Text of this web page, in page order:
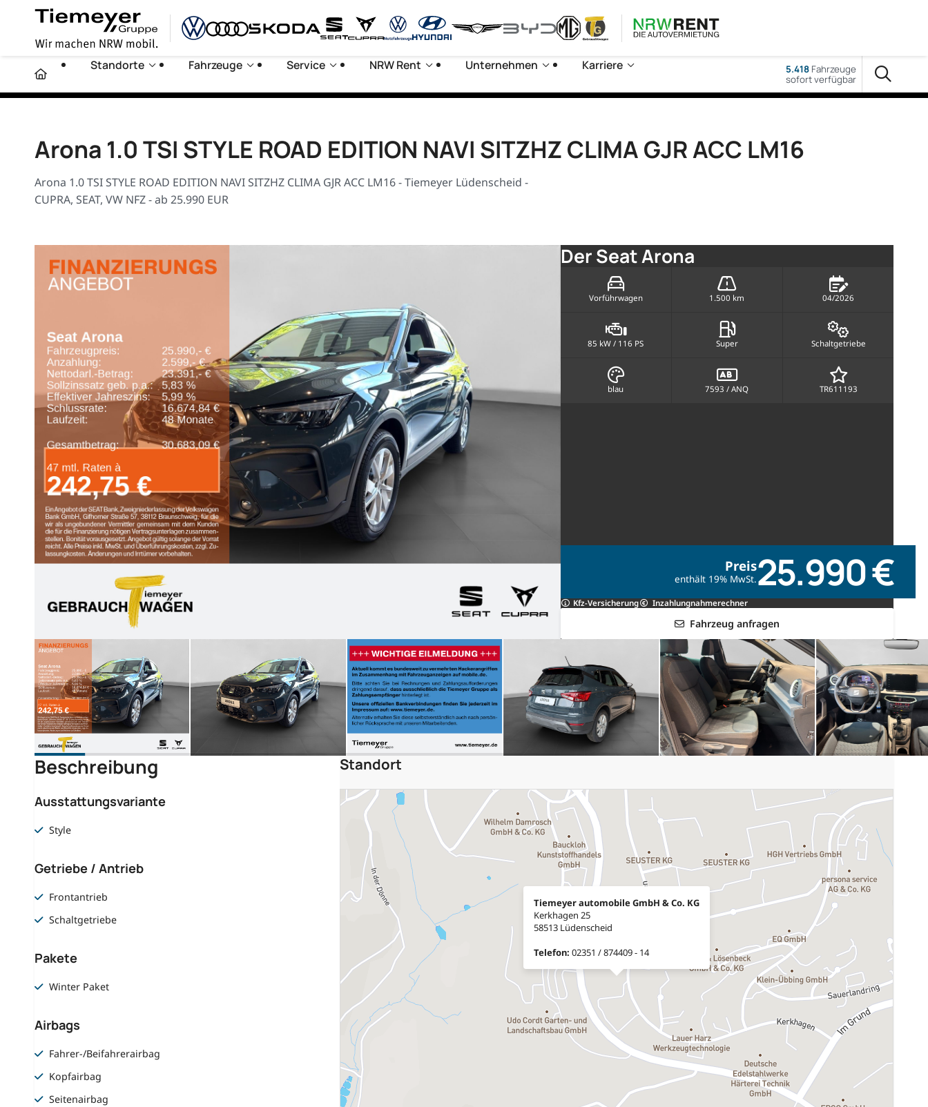
Standorte Fahrzeuge Service NRW Rent Unternehmen Karriere 5.418Fahrzeuge
sofort verfügbar
Arona 1.0 TSI STYLE ROAD EDITION NAVI SITZHZ CLIMA GJR ACC LM16
Arona 1.0 TSI STYLE ROAD EDITION NAVI SITZHZ CLIMA GJR ACC LM16 - Tiemeyer Lüdenscheid -
CUPRA, SEAT, VW NFZ - ab 25.990 EUR
Der Seat Arona
Vorführwagen 1.500 km 04/2026
85 kW / 116 PS Super Schaltgetriebe
blau 7593 / ANQ TR611193
Preis
enthält 19% MwSt.25.990 €
Kfz-Versicherung Inzahlungnahmerechner
Fahrzeug anfragen
Beschreibung
Ausstattungsvariante
Style
Getriebe / Antrieb
Frontantrieb
Schaltgetriebe
Pakete
Winter Paket
Airbags
Fahrer-/Beifahrerairbag
Kopfairbag
Seitenairbag
Standort
Tiemeyer automobile GmbH & Co. KG
Kerkhagen 25
58513 Lüdenscheid
Telefon: 02351 / 874409 - 14